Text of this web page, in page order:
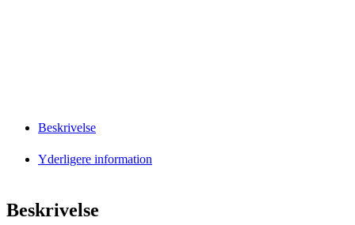
Beskrivelse
Yderligere information
Beskrivelse